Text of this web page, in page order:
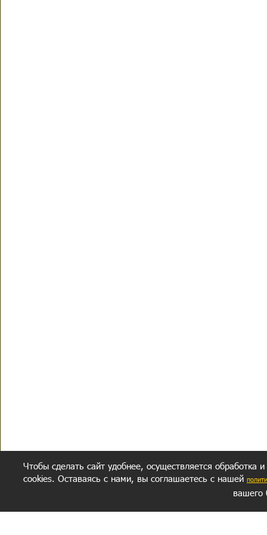
Чтобы сделать сайт удобнее, осуществляется обработка
cookies. Оставаясь с нами, вы соглашаетесь с нашей
вашего